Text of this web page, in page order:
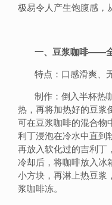
极易令人产生饱腹感，
一、豆浆咖啡——全
特点：口感滑爽、无
制作：倒入半杯热咖
热，再将加热好的豆浆
可在豆浆咖啡的混合物
利丁浸泡在冷水中直到
再放入软化过的吉利丁
冷却后，将咖啡放入冰
小方块，再淋上热豆浆
浆咖啡冻。